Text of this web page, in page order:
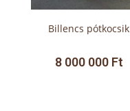
Billencs pótkocsik
8 000 000 Ft